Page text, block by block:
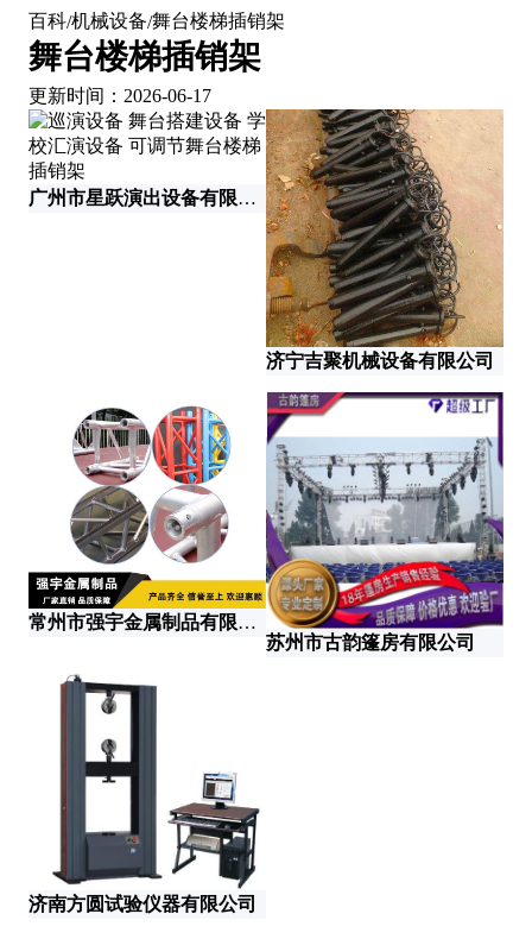
百科/机械设备/舞台楼梯插销架
舞台楼梯插销架
更新时间：2026-06-17
广州市星跃演出设备有限公司
济宁吉聚机械设备有限公司
常州市强宇金属制品有限公司
苏州市古韵篷房有限公司
济南方圆试验仪器有限公司